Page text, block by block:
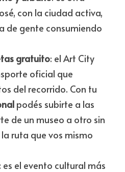
con la ciudad activa,
de gente consumiendo
gratuito: el Art City
oficial que
podés subirte a las
de un museo a otro sin
ruta que vos mismo
: es el evento cultural más